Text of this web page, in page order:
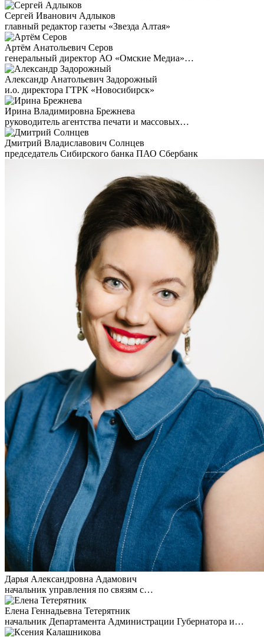
Сергей Иванович Адлыков
главный редактор газеты «Звезда Алтая»
Артём Анатольевич Серов
генеральный директор АО «Омские Медиа»…
Александр Анатольевич Задорожный
и.о. директора ГТРК «Новосибирск»
Ирина Владимировна Брежнева
руководитель агентства печати и массовых…
Дмитрий Владиславович Солнцев
председатель Сибирского банка ПАО Сбербанк
Дарья Александровна Адамович
начальник управления по связям с…
Елена Геннадьевна Тетерятник
начальник Департамента Администрации Губернатора и…